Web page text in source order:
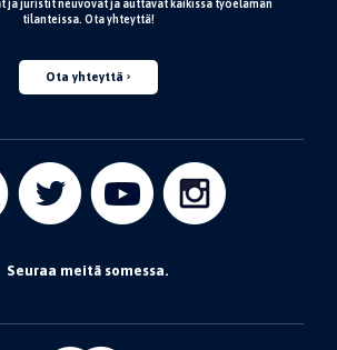
ja juristit neuvovat ja auttavat kaikissa työelämän
tilanteissa. Ota yhteyttä!
Ota yhteyttä
Seuraa meitä somessa.